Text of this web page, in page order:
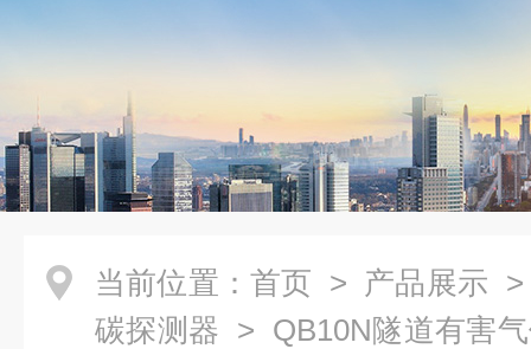
当前位置： 首页 > 产品展示
碳探测器 > QB10N隧道有害